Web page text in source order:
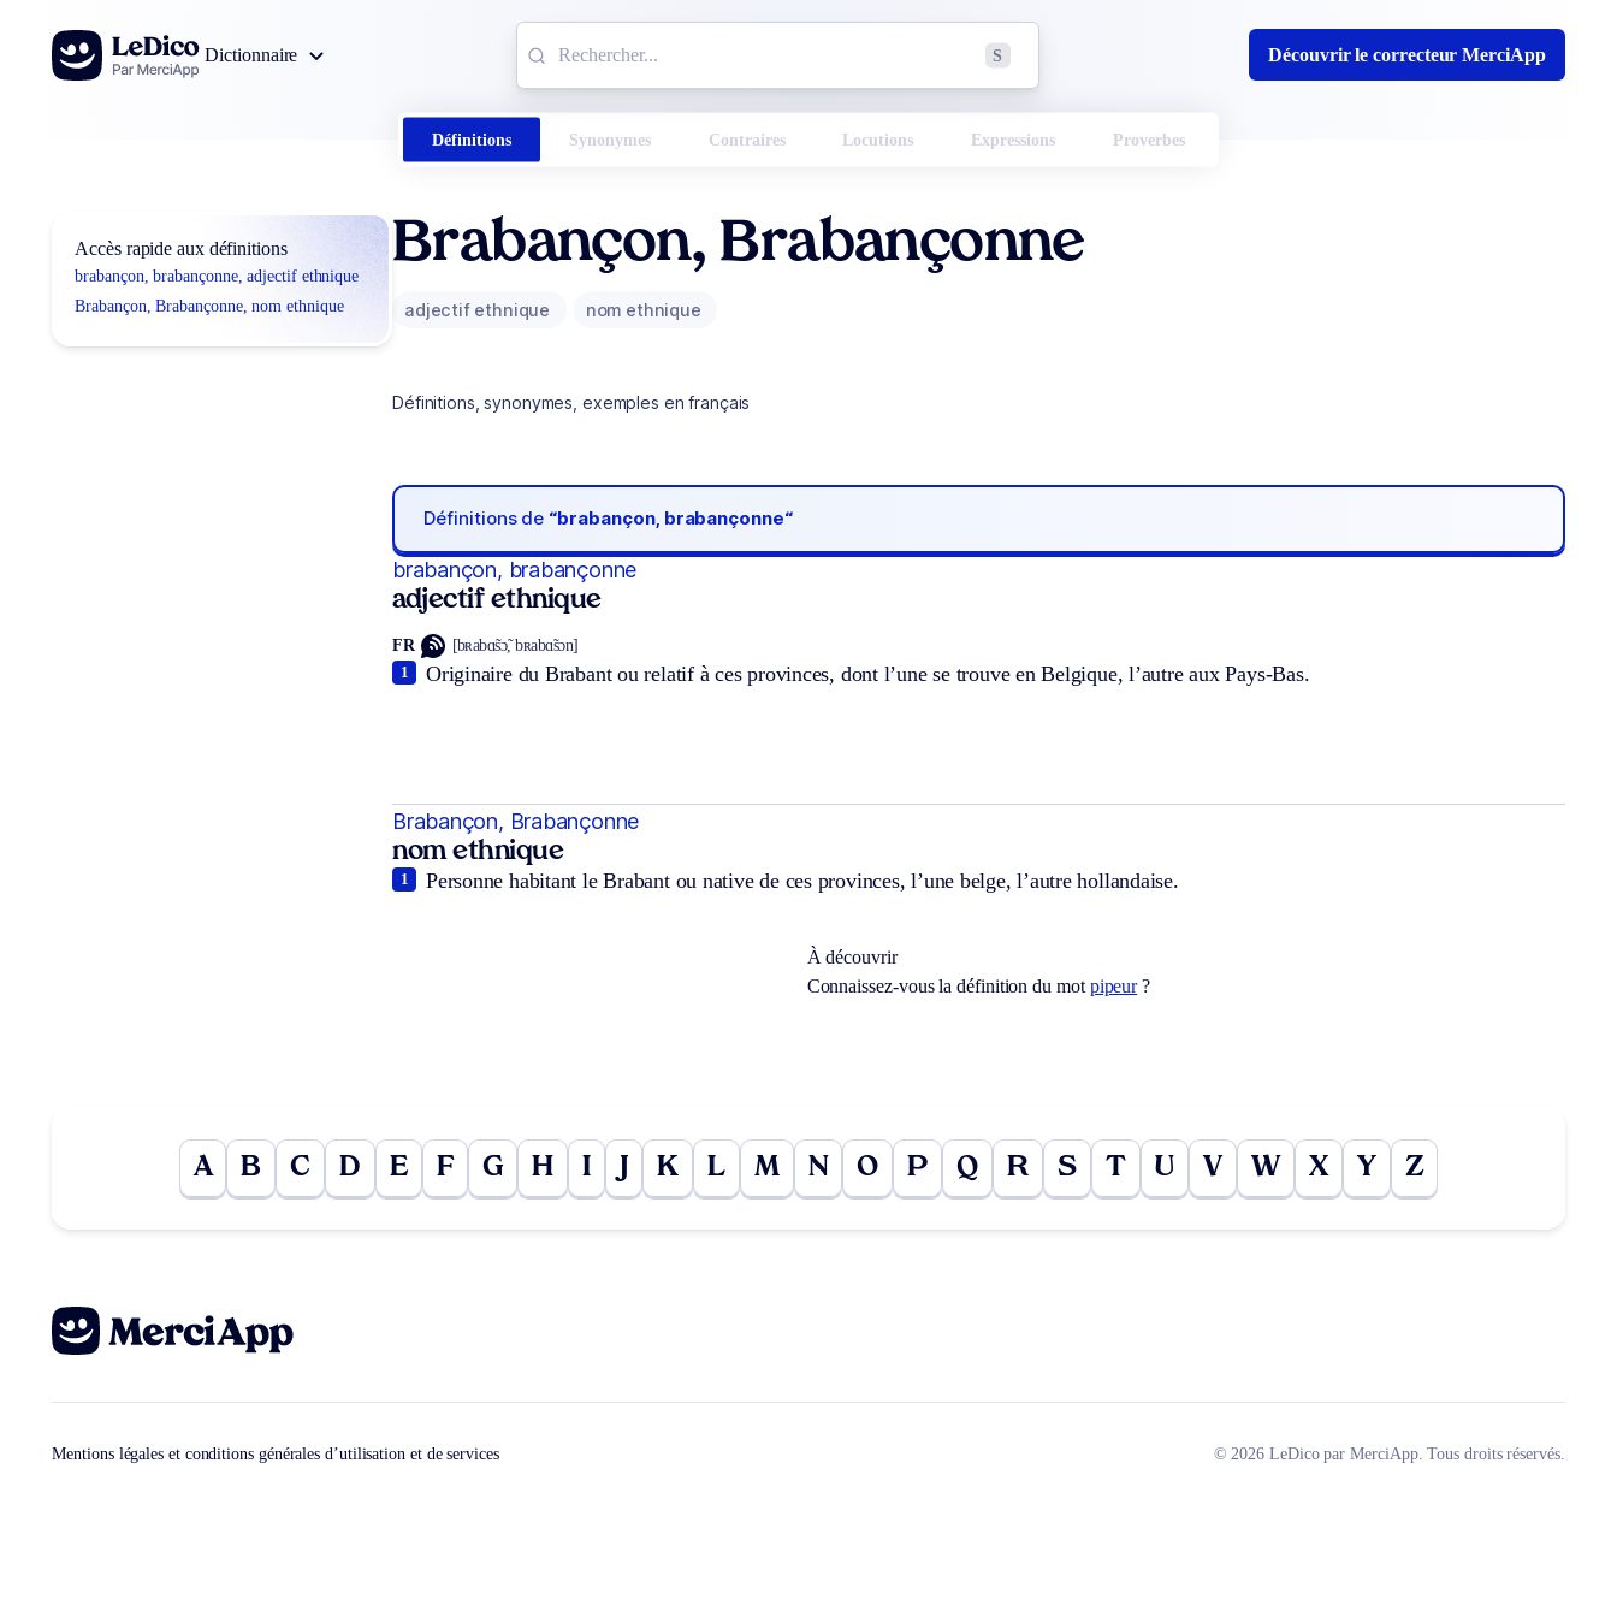
Aller au contenu
Dictionnaire
S Découvrir le correcteur MerciApp
Définitions Synonymes Contraires Locutions Expressions Proverbes
Accès rapide aux définitions
brabançon, brabançonne, adjectif ethnique
Brabançon, Brabançonne, nom ethnique
Brabançon, Brabançonne
adjectif ethnique nom ethnique
Définitions, synonymes, exemples en français
Définitions de “brabançon, brabançonne“
brabançon, brabançonne
adjectif ethnique
FR [bʀabɑ̃sɔ̃, bʀabɑ̃sɔn]
Originaire du Brabant ou relatif à ces provinces, dont l’une se trouve en Belgique, l’autre aux Pays-Bas.
1
Brabançon, Brabançonne
nom ethnique
Personne habitant le Brabant ou native de ces provinces, l’une belge, l’autre hollandaise.
1
À découvrir
Connaissez-vous la définition du mot pipeur?
A B C D E F G H I K L M N O P Q R S T U V W X Y Z
Mentions légales et conditions générales d’utilisation et de services © 2026 LeDico par MerciApp. Tous droits réservés.